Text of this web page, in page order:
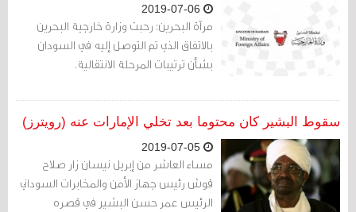
مرآة البحرين: رحبت وزارة خارجية البحرين
بالاتفاق الذي تم التوصل إليه في السودان
بشأن ترتيبات المرحلة الانتقالية.
سقوط البشير كان محتوما بعد تخلي الإمارات عنه (رويترز)
مساء العاشر من إبريل نيسان زار صلاح
قوش رئيس جهاز الأمن والمخابرات السوداني
الرئيس عمر حسن البشير في قصره